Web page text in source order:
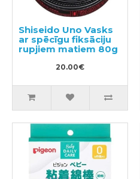
Shiseido Uno Vasks
ar spēcīgu fiksāciju
rupjiem matiem 80g
20.00€